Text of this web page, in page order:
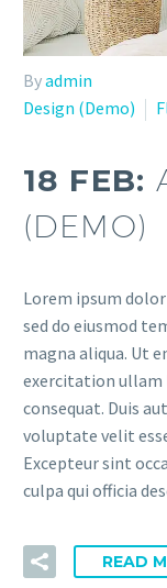
Byadmin
Design (Demo)
18 FEB:
(DEMO)
Lorem ipsum
sed do eiusmod
magna aliqua. Ut
exercitation ullam
consequat. Duis
voluptate velit
Excepteur sint
culpa qui officia
READ